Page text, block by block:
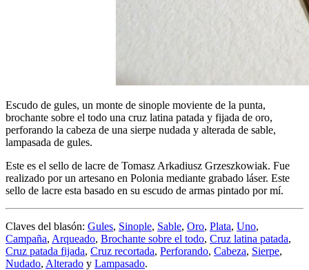
Escudo de gules, un monte de sinople moviente de la punta,
brochante sobre el todo una cruz latina patada y fijada de oro,
perforando la cabeza de una sierpe nudada y alterada de sable,
lampasada de gules.
Este es el sello de lacre de Tomasz Arkadiusz Grzeszkowiak. Fue
realizado por un artesano en Polonia mediante grabado láser. Este
sello de lacre esta basado en su escudo de armas pintado por mí.
Claves del blasón: Gules, Sinople, Sable, Oro, Plata, Uno,
Campaña, Arqueado, Brochante sobre el todo, Cruz latina patada,
Cruz patada fijada, Cruz recortada, Perforando, Cabeza, Sierpe,
Nudado, Alterado y Lampasado.